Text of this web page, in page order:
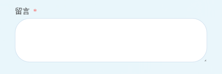
留言